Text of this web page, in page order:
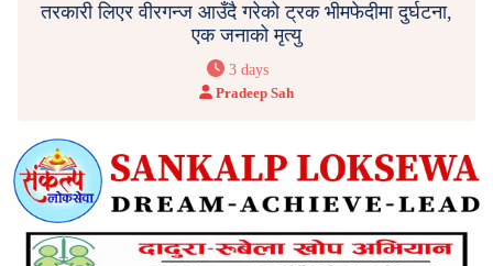
तरकारी लिएर वीरगन्ज आउँदै गरेको ट्रक भीमफेदीमा दुर्घटना,
एक जनाको मृत्यु
3 days
Pradeep Sah